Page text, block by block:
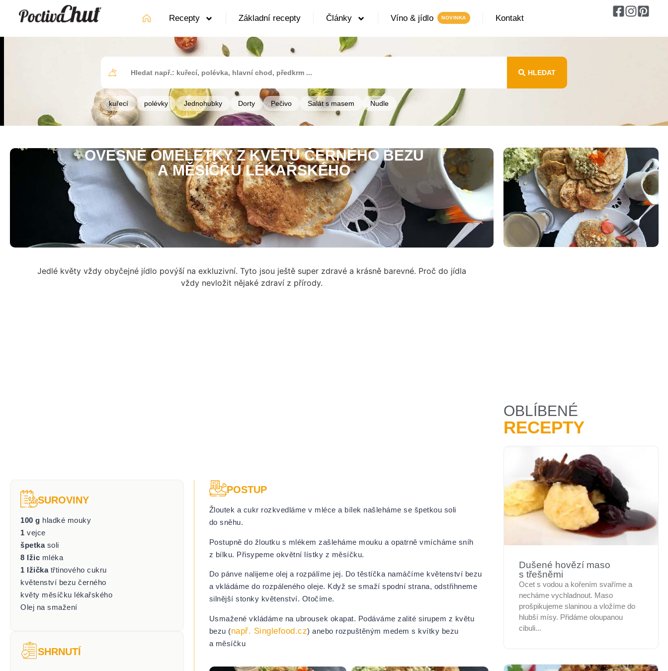
Recepty Základní recepty Články Víno & jídlo Kontakt
HLEDAT
kuřecí polévky Jednohubky Dorty Pečivo Salát s masem Nudle
OVESNÉ OMELETKY Z KVĚTŮ ČERNÉHO BEZU
A MĚSÍČKU LÉKAŘSKÉHO
Jedlé květy vždy obyčejné jídlo povýší na exkluzivní. Tyto jsou ještě super zdravé a krásně barevné. Proč do jídla
vždy nevložit nějaké zdraví z přírody.
SUROVINY
100 g hladké mouky
1 vejce
špetkasoli
8 lžic mléka
1 lžičkatřtinového cukru
květenství bezu černého
květy měsíčku lékařského
Olej na smažení
SHRNUTÍ
POSTUP
Žloutek a cukr rozkvedláme v mléce a bílek našleháme se špetkou soli
do sněhu.
Postupně do žloutku s mlékem zašleháme mouku a opatrně vmícháme sníh
z bílku. Přisypeme okvětní lístky z měsíčku.
Do pánve nalijeme olej a rozpálíme jej. Do těstíčka namáčíme květenství bezu
a vkládáme do rozpáleného oleje. Když se smaží spodní strana, odstřihneme
silnější stonky květenství. Otočíme.
Usmažené vkládáme na ubrousek okapat. Podáváme zalité sirupem z květu
bezu (např. Singlefood.cz) anebo rozpuštěným medem s kvítky bezu
a měsíčku
OBLÍBENÉ
RECEPTY
Dušené hovězí maso
s třešněmi
Ocet s vodou a kořením svaříme a
necháme vychladnout. Maso
prošpikujeme slaninou a vložíme do
hlubší mísy. Přidáme oloupanou
cibuli...